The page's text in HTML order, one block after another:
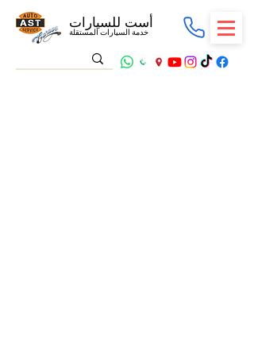
أست للسيارات
خدمة السيارات المستقلة